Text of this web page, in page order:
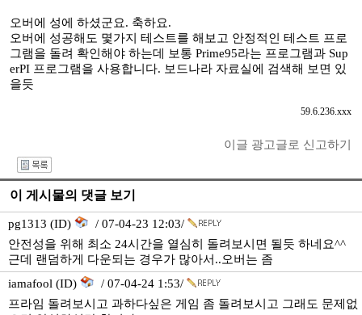
오버에 성에 하셨군요. 축하요.
오버에 성공해도 몇가지 테스트를 해보고 안정적인 테스트 프로
그램을 돌려 확인해야 하는데 보통 Prime95라는 프로그램과 Sup
erPI 프로그램을 사용합니다. 보드나라 자료실에 검색해 보면 있
을듯
59.6.236.xxx
이글 광고글로 신고하기
이 게시물의 댓글 보기
pg1313 (ID)
/ 07-04-23 12:03/
안전성을 위해 최소 24시간을 열심히 돌려보시면 될듯 하네요^^
근데 랜덤하게 다운되는 경우가 많아서..오버는 좀
iamafool (ID)
/ 07-04-24 1:53/
프라임 돌려보시고 과하다싶은 게임 좀 돌려보시고 그래도 문제없